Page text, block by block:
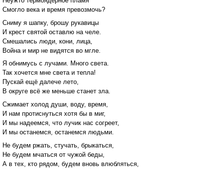
Смогло века и время превозмочь?
Сниму я шапку, брошу рукавицы
И крест святой оставлю на челе.
Смешались люди, кони, лица,
Война и мир не видятся во мгле.
Я обнимусь с лучами. Много света.
Так хочется мне света и тепла!
Пускай ещё далече лето,
В округе всё же меньше станет зла.
Сжимает холод души, воду, время,
И нам протиснуться хотя бы в миг,
И мы надеемся, что лучик нас согреет,
И мы останемся, останемся людьми.
Не будем ржать, стучать, брыкаться,
Не будем мчаться от чужой беды,
А в тех, кто рядом, будем вновь влюбляться,